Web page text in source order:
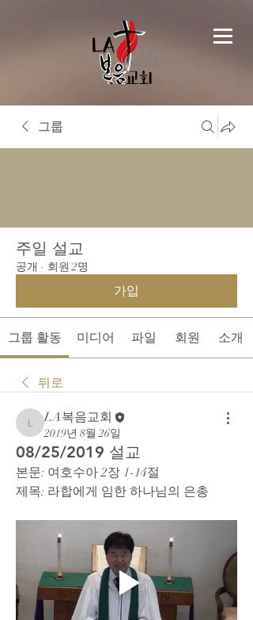
그룹
주일 설교
공개 · 회원 2명
가입
그룹 활동 미디어 파일 회원 소개
뒤로
LA복음교회
LA복음교회
2019년 8월 26일
08/25/2019 설교
본문: 여호수아 2장 1-14절
제목: 라합에게 임한 하나님의 은총